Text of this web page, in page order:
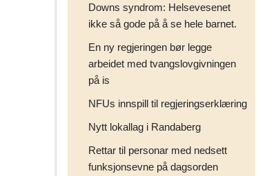
Downs syndrom: Helsevesenet
ikke så gode på å se hele barnet.
En ny regjeringen bør legge
arbeidet med tvangslovgivningen
på is
NFUs innspill til regjeringserklæring
Nytt lokallag i Randaberg
Rettar til personar med nedsett
funksjonsevne på dagsorden